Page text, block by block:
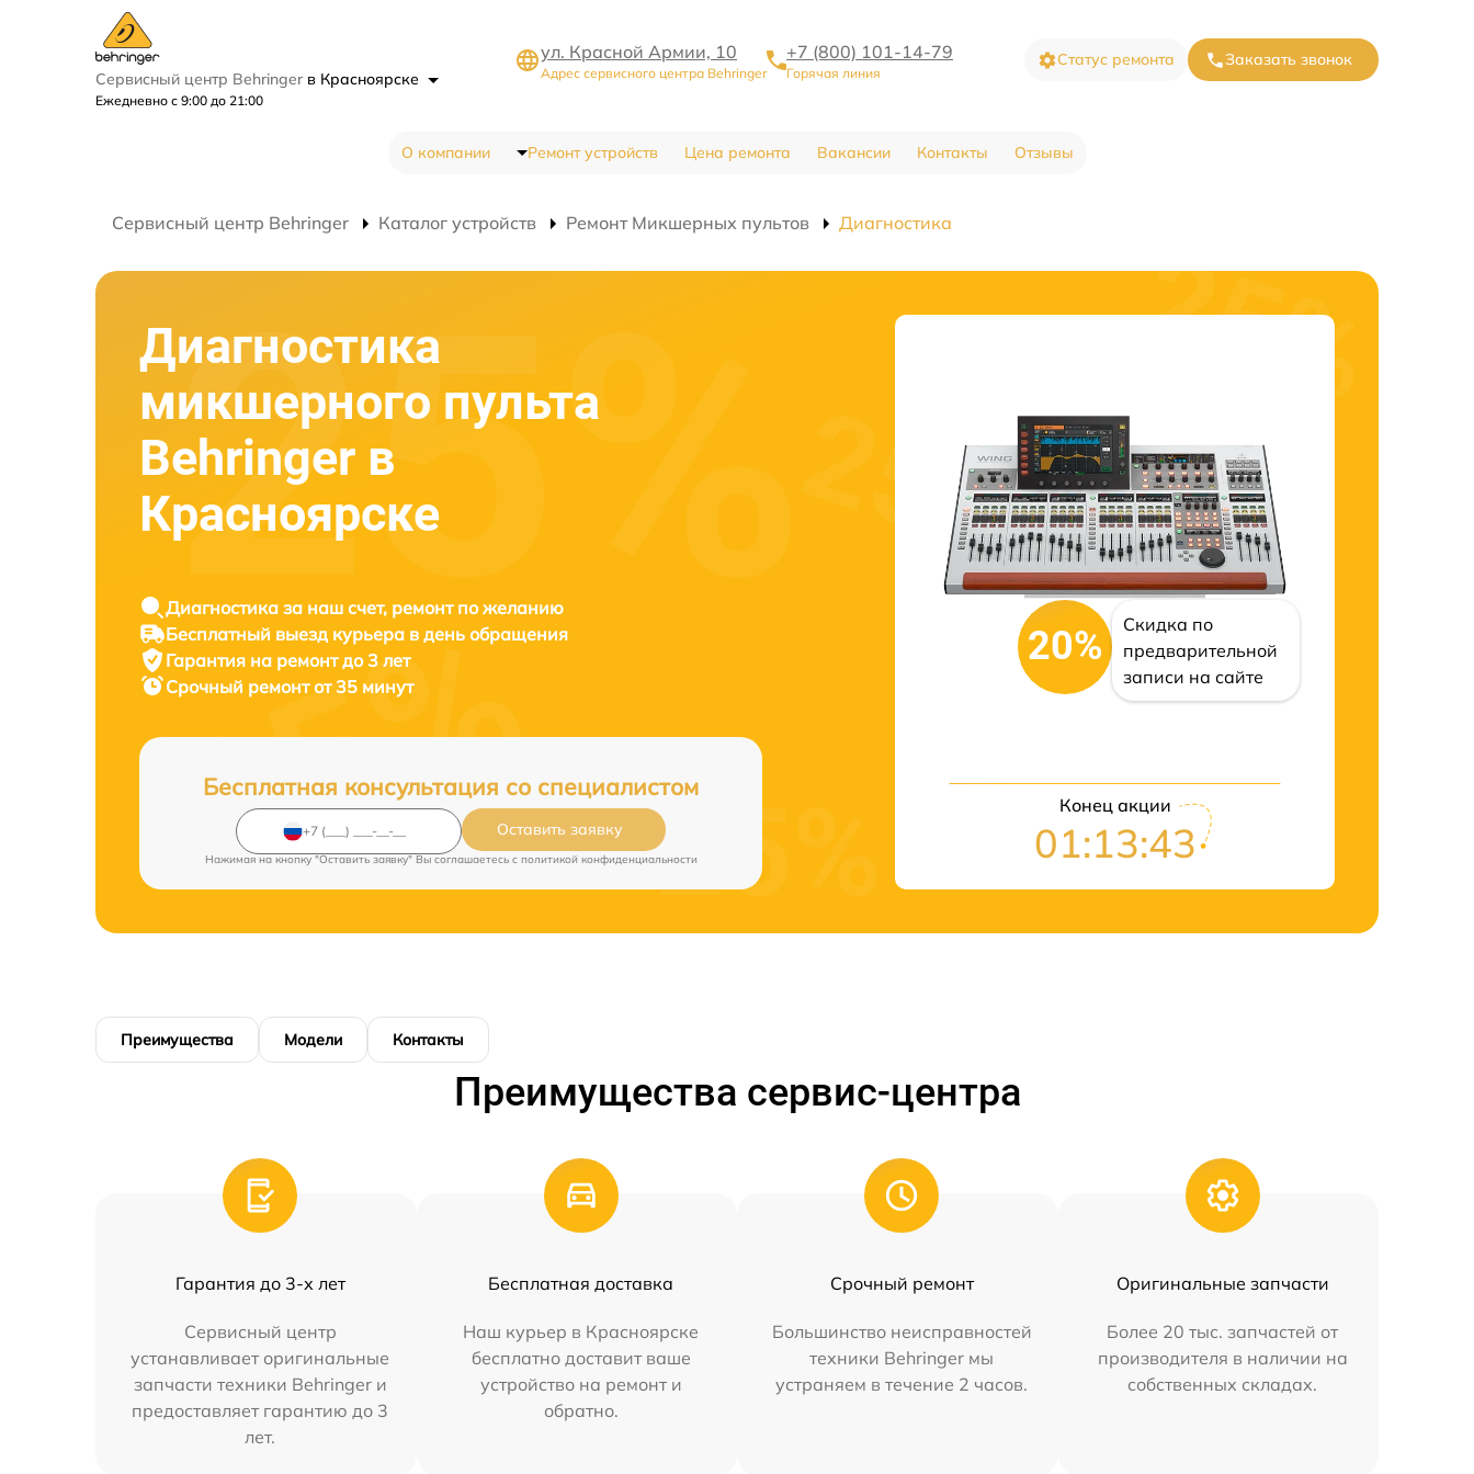
Сервисный центр Behringer в Красноярске
Ежедневно с 9:00 до 21:00
ул. Красной Армии, 10
Адрес сервисного центра Behringer
+7 (800) 101-14-79
Горячая линия
Статус ремонта Заказать звонок
О компании Ремонт устройств Цена ремонта Вакансии Контакты Отзывы
Сервисный центр Behringer Каталог устройств Ремонт Микшерных пультов Диагностика
Диагностика
микшерного пульта
Behringer в
Красноярске
Диагностика за наш счет, ремонт по желанию
Бесплатный выезд курьера в день обращения
Гарантия на ремонт до 3 лет
Срочный ремонт от 35 минут
Бесплатная консультация со специалистом
Оставить заявку
Нажимая на кнопку "Оставить заявку" Вы соглашаетесь c политикой конфиденциальности
20%
Скидка по
предварительной
записи на сайте
Конец акции
01:13:42
Преимущества Модели Контакты
Преимущества сервис-центра
Гарантия до 3-х лет
Сервисный центр
устанавливает оригинальные
запчасти техники Behringer и
предоставляет гарантию до 3
лет.
Бесплатная доставка
Наш курьер в Красноярске
бесплатно доставит ваше
устройство на ремонт и
обратно.
Срочный ремонт
Большинство неисправностей
техники Behringer мы
устраняем в течение 2 часов.
Оригинальные запчасти
Более 20 тыс. запчастей от
производителя в наличии на
собственных складах.